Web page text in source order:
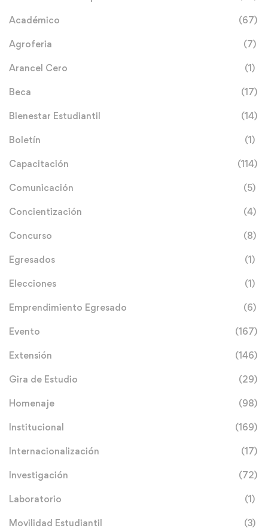
Académico (67)
Agroferia (7)
Arancel Cero (1)
Beca (17)
Bienestar Estudiantil (14)
Boletín (1)
Capacitación (114)
Comunicación (5)
Concientización (4)
Concurso (8)
Egresados (1)
Elecciones (1)
Emprendimiento Egresado (6)
Evento (167)
Extensión (146)
Gira de Estudio (29)
Homenaje (98)
Institucional (169)
Internacionalización (17)
Investigación (72)
Laboratorio (1)
Movilidad Estudiantil (3)